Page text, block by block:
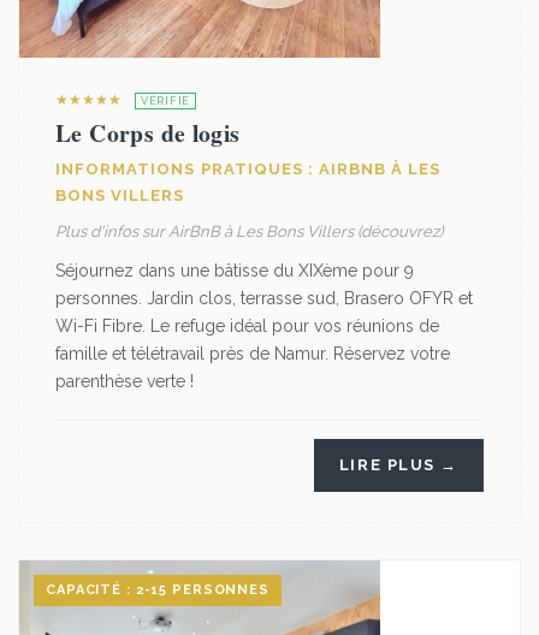
★★★★★ VÉRIFIÉ
Le Corps de logis
INFORMATIONS PRATIQUES : AIRBNB À LES
BONS VILLERS
Plus d'infos sur AirBnB à Les Bons Villers (découvrez)
Séjournez dans une bâtisse du XIXème pour 9
personnes. Jardin clos, terrasse sud, Brasero OFYR et
Wi-Fi Fibre. Le refuge idéal pour vos réunions de
famille et télétravail près de Namur. Réservez votre
parenthèse verte !
LIRE PLUS →
CAPACITÉ : 2-15 PERSONNES